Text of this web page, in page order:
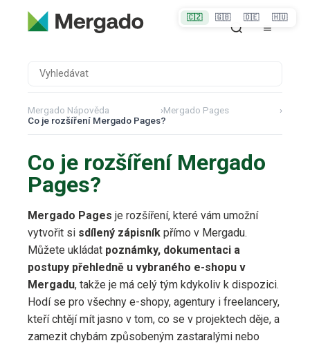
Mergado Nápověda ›Mergado Pages
›
Co je rozšíření Mergado Pages?
Co je rozšíření Mergado
Pages?
Mergado Pages je rozšíření, které vám umožní
vytvořit si sdílený zápisník přímo v Mergadu.
Můžete ukládat poznámky, dokumentaci a
postupy přehledně u vybraného e-shopu v
Mergadu, takže je má celý tým kdykoliv k dispozici.
Hodí se pro všechny e-shopy, agentury i freelancery,
kteří chtějí mít jasno v tom, co se v projektech děje, a
zamezit chybám způsobeným zastaralými nebo
🇨🇿 🇬🇧 🇩🇪 🇭🇺